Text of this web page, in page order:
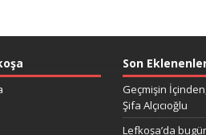
Son
Geçmişin
Şifa Alçıcıoğlu
Lefkoşa’da